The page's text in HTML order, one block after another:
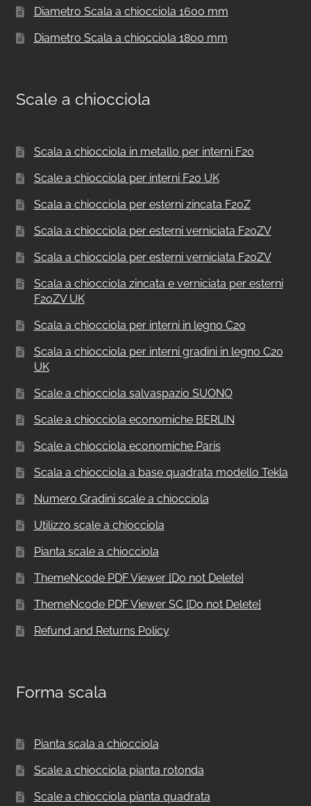
Diametro Scala a chiocciola 1600 mm
Diametro Scala a chiocciola 1800 mm
Scale a chiocciola
Scala a chiocciola in metallo per interni F20
Scale a chiocciola per interni F20 UK
Scala a chiocciola per esterni zincata F20Z
Scala a chiocciola per esterni verniciata F20ZV
Scala a chiocciola per esterni verniciata F20ZV
Scala a chiocciola zincata e verniciata per esterni
F20ZV UK
Scala a chiocciola per interni in legno C20
Scala a chiocciola per interni gradini in legno C20
UK
Scale a chiocciola salvaspazio SUONO
Scale a chiocciola economiche BERLIN
Scale a chiocciola economiche Paris
Scala a chiocciola a base quadrata modello Tekla
Numero Gradini scale a chiocciola
Utilizzo scale a chiocciola
Pianta scale a chiocciola
ThemeNcode PDF Viewer [Do not Delete]
ThemeNcode PDF Viewer SC [Do not Delete]
Refund and Returns Policy
Forma scala
Pianta scala a chiocciola
Scale a chiocciola pianta rotonda
Scale a chiocciola pianta quadrata